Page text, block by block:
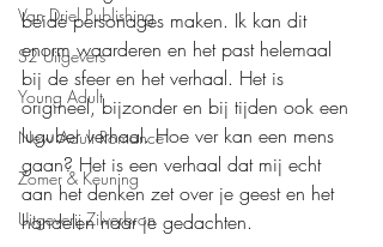
Van Driel Publishing
S2 Uitgevers
Young Adult
New Adult Romance
Zomer & Keuning
Uitgeverij Zilverbron
beide personages maken. Ik kan dit
enorm waarderen en het past helemaal
bij de sfeer en het verhaal. Het is
origineel, bijzonder en bij tijden ook een
luguber verhaal. Hoe ver kan een mens
gaan? Het is een verhaal dat mij echt
aan het denken zet over je geest en het
handelen naar je gedachten.